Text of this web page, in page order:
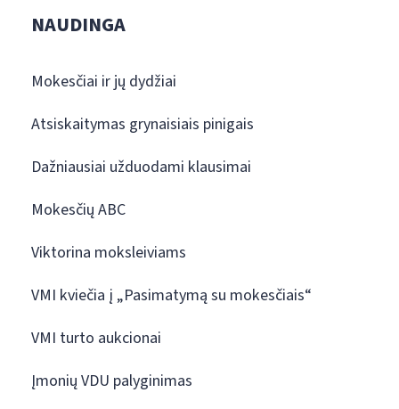
NAUDINGA
Mokesčiai ir jų dydžiai
Atsiskaitymas grynaisiais pinigais
Dažniausiai užduodami klausimai
Mokesčių ABC
Viktorina moksleiviams
VMI kviečia į „Pasimatymą su mokesčiais“
VMI turto aukcionai
Įmonių VDU palyginimas